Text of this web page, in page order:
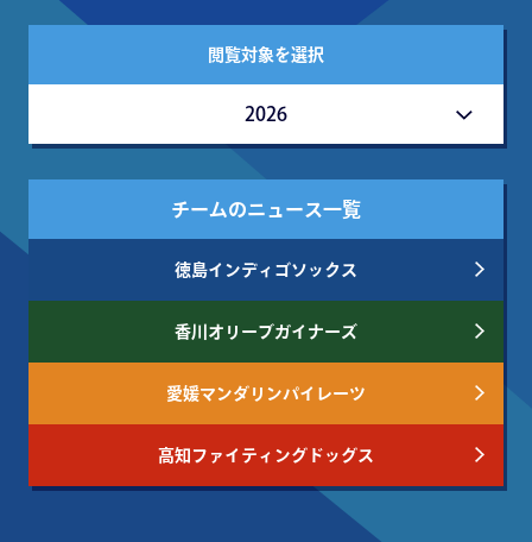
閲覧対象を選択
2026
チームのニュース一覧
徳島インディゴソックス
香川オリーブガイナーズ
愛媛マンダリンパイレーツ
高知ファイティングドッグス